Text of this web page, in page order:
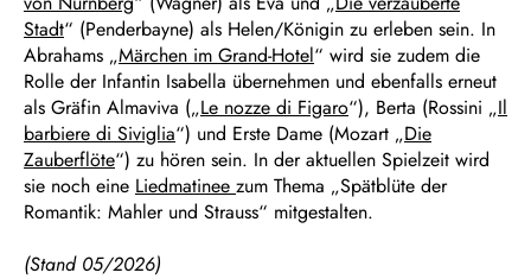
Stadt“ (Penderbayne) als Helen/Königin zu erleben sein. In
Abrahams „Märchen im Grand-Hotel“ wird sie zudem die
Rolle der Infantin Isabella übernehmen und ebenfalls erneut
als Gräfin Almaviva („Le nozze di Figaro“), Berta (Rossini „Il
barbiere di Siviglia“) und Erste Dame (Mozart „Die
Zauberflöte“) zu hören sein. In der aktuellen Spielzeit wird
sie noch eine Liedmatinee zum Thema „Spätblüte der
Romantik: Mahler und Strauss“ mitgestalten.
(Stand 05/2026)